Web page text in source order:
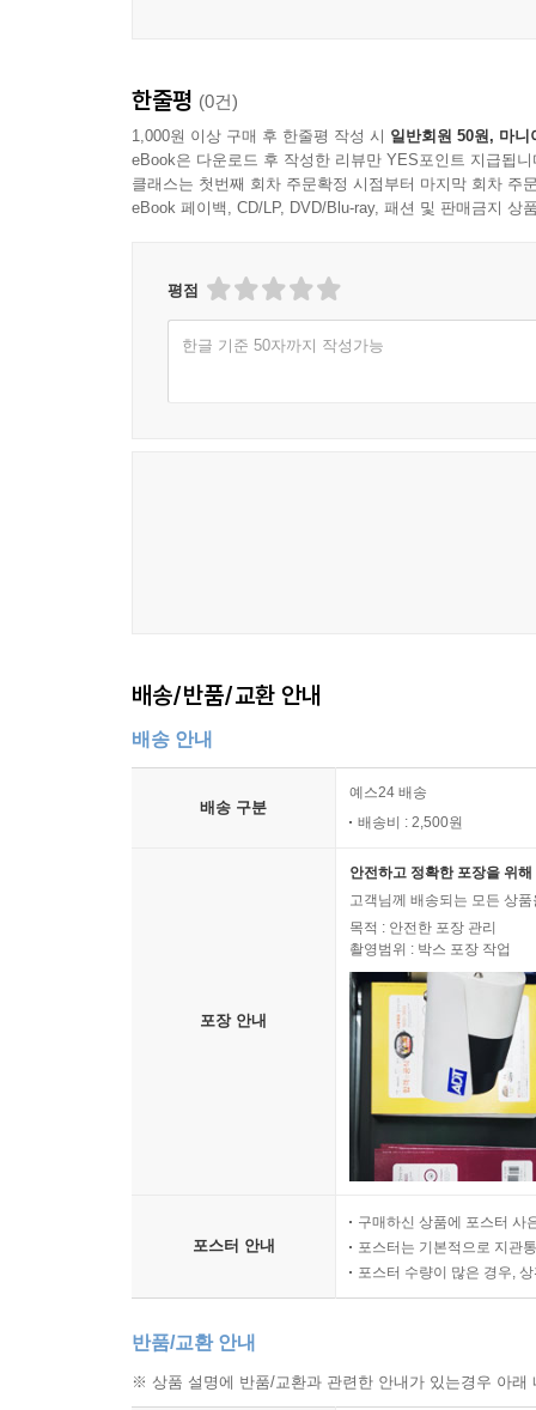
한줄평 (0건)
1,000원 이상 구매 후 한줄평 작성 시 일반회원 50원, 마니
eBook은 다운로드 후 작성한 리뷰만 YES포인트 지급됩니
클래스는 첫번째 회차 주문확정 시점부터 마지막 회차 주
eBook 페이백, CD/LP, DVD/Blu-ray, 패션 및 판매금지 상
평점
한글 기준 50자까지 작성가능
배송/반품/교환 안내
배송 안내
배송 구분
예스24 배송
배송비 : 2,500원
포장 안내
안전하고 정확한 포장을 위
고객님께 배송되는 모든 상
목적 : 안전한 포장 관리
촬영범위 : 박스 포장 작업
포스터 안내
구매하신 상품에 포스터 사
포스터는 기본적으로 지관
포스터 수량이 많은 경우,
반품/교환 안내
※ 상품 설명에 반품/교환과 관련한 안내가 있는경우 아